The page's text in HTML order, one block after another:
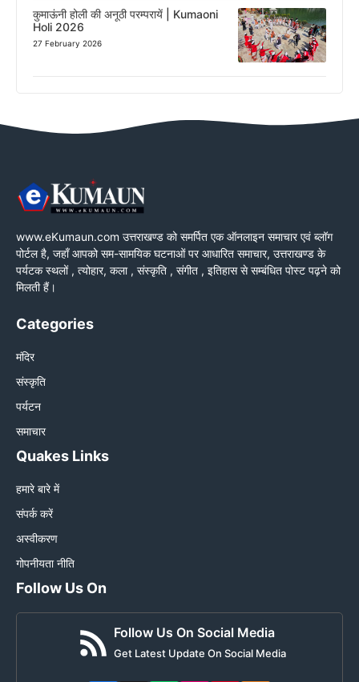
कुमाऊंनी होली की अनूठी परम्परायें | Kumaoni
Holi 2026
27 February 2026
www.eKumaun.com उत्तराखण्ड को समर्पित एक ऑनलाइन समाचार एवं ब्लॉग
पोर्टल है, जहाँ आपको सम-सामयिक घटनाओं पर आधारित समाचार, उत्तराखण्ड के
पर्यटक स्थलों , त्योहार, कला , संस्कृति , संगीत , इतिहास से सम्बंधित पोस्ट पढ़ने को
मिलती हैं।
Categories
मंदिर
संस्कृति
पर्यटन
समाचार
Quakes Links
हमारे बारे में
संपर्क करें
अस्वीकरण
गोपनीयता नीति
Follow Us On
Follow Us On Social Media
Get Latest Update On Social Media